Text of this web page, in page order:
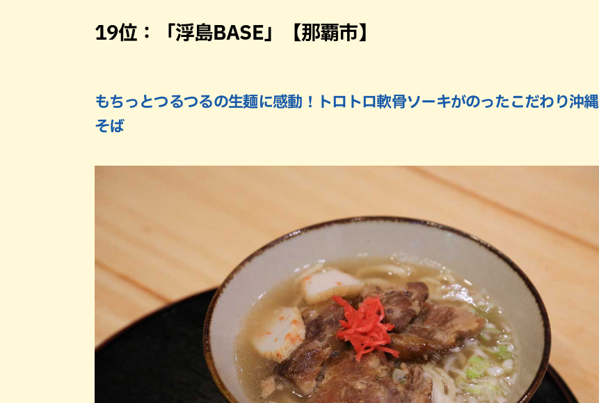
19位：「浮島BASE」【那覇市】
もちっとつるつるの生麺に感動！トロトロ軟骨ソーキがのったこだわり沖縄
そば